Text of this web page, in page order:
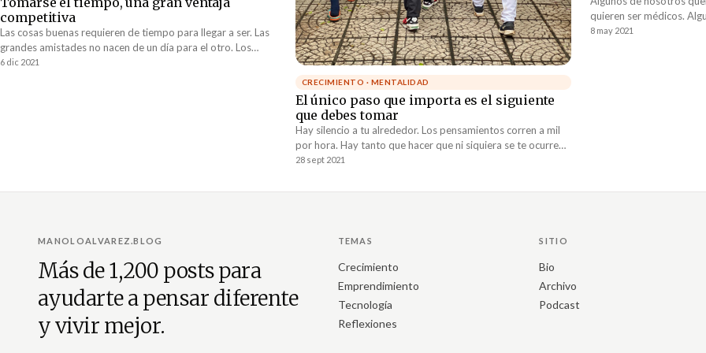
competitiva
Las cosas buenas requieren de tiempo para llegar a ser. Las
grandes amistades no nacen de un día para el otro. Los
mejores vinos necesitan de muchos años para añejar. Los
6 dic 2021
CRECIMIENTO · MENTALIDAD
El único paso que importa es el siguiente
que debes tomar
Hay silencio a tu alrededor. Los pensamientos corren a mil
por hora. Hay tanto que hacer que ni siquiera se te ocurre
por donde empezar. El aire es pesado y sientes que la carga
que el único paso que importa es el siguiente que debes
desenlace fatídico que no puedes dejar de visualizar.
28 sept 2021
quieren ser médicos.
los gimnasios. Hay
8 may 2021
MANOLOALVAREZ.BLOG
Más de 1,200 posts para
ayudarte a pensar diferente
y vivir mejor.
TEMAS
Crecimiento
Emprendimiento
Tecnología
Reflexiones
SITIO
Bio
Archivo
Podcast